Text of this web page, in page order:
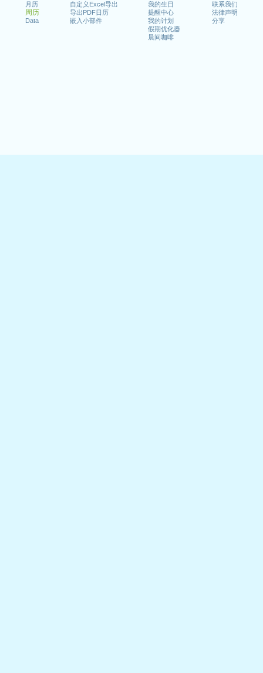
月历
周历
Data
自定义Excel导出
导出PDF日历
嵌入小部件
我的生日
提醒中心
我的计划
假期优化器
晨间咖啡
联系我们
法律声明
分享